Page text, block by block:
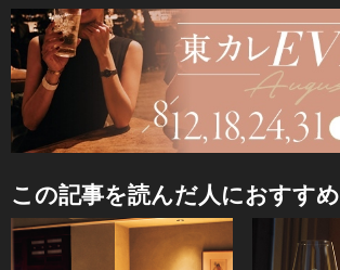
この記事を読んだ人におすすめ